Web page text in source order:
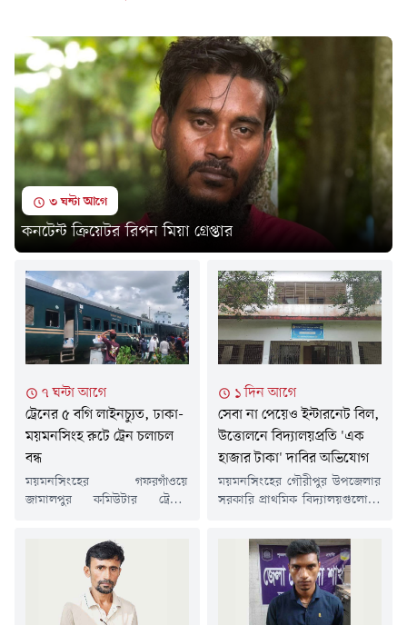
৩ ঘন্টা আগে
কনটেন্ট ক্রিয়েটর রিপন মিয়া গ্রেপ্তার
৭ ঘন্টা আগে
ট্রেনের ৫ বগি লাইনচ্যুত, ঢাকা-
ময়মনসিংহ রুটে ট্রেন চলাচল
বন্ধ
ময়মনসিংহের গফরগাঁওয়ে
জামালপুর কমিউটার ট্রেনের
লাইনচ্যুত হয়েছে। এ ঘটনায় ঢাকা-
ময়মনসিংহ রুটে ট্রেন চলাচল
সাময়িকভাবে বন্ধ রয়েছে।শুক্রবার
(৭ আগস্ট) সকাল ৯টার দিকে
গফরগাঁও রেলওয়ে স্টেশন সংলগ্ন
১ দিন আগে
সেবা না পেয়েও ইন্টারনেট বিল,
উত্তোলনে বিদ্যালয়প্রতি 'এক
হাজার টাকা' দাবির অভিযোগ
ময়মনসিংহের গৌরীপুর উপজেলার
সরকারি প্রাথমিক বিদ্যালয়গুলোতে
মিললেও এক বছরের ইন্টারনেট
বিল ছাড় করা হয়েছে। আর সেই
বিল উত্তোলনের প্রক্রিয়ায়
বিদ্যালয়প্রতি এক হাজার টাকা করে
দাবি করার অভিযোগ উঠেছে।